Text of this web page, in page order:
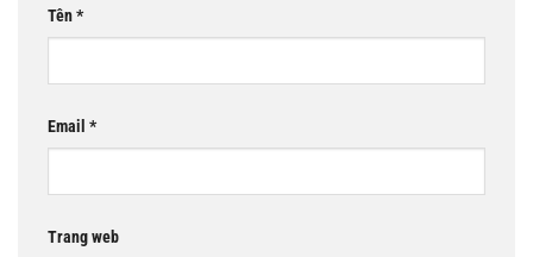
Tên*
Email *
Trang web